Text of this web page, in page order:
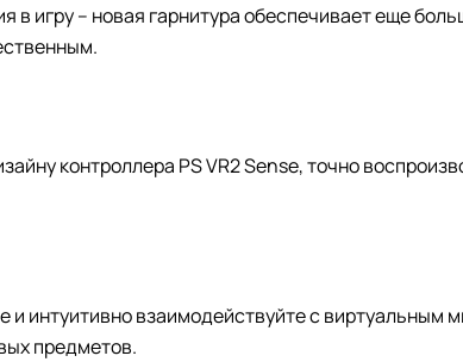
в игру – новая гарнитура обеспечивает еще
контроллера PS VR2 Sense, точно
и интуитивно взаимодействуйте с виртуальным
предметов.